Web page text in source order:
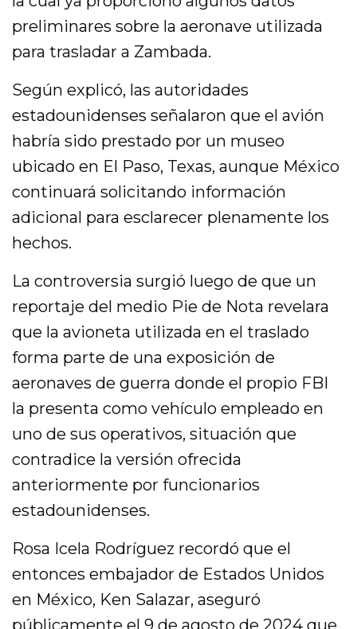
preliminares sobre la aeronave utilizada
para trasladar a Zambada.
Según explicó, las autoridades
estadounidenses señalaron que el avión
habría sido prestado por un museo
ubicado en El Paso, Texas, aunque México
continuará solicitando información
adicional para esclarecer plenamente los
hechos.
La controversia surgió luego de que un
reportaje del medio Pie de Nota revelara
que la avioneta utilizada en el traslado
forma parte de una exposición de
aeronaves de guerra donde el propio FBI
la presenta como vehículo empleado en
uno de sus operativos, situación que
contradice la versión ofrecida
anteriormente por funcionarios
estadounidenses.
Rosa Icela Rodríguez recordó que el
entonces embajador de Estados Unidos
en México, Ken Salazar, aseguró
públicamente el 9 de agosto de 2024 que